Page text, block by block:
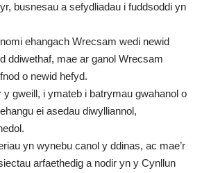
busnesau a sefydliadau i fuddsoddi yn
ehangach Wrecsam wedi newid
ddiwethaf, mae ar ganol Wrecsam
o newid hefyd.
y gweill, i ymateb i batrymau gwahanol o
ei asedau diwylliannol,
yn wynebu canol y ddinas, ac mae’r
arfaethedig a nodir yn y Cynllun